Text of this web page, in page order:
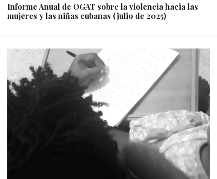
Informe Anual de OGAT sobre la violencia hacia las
mujeres y las niñas cubanas (julio de 2025)